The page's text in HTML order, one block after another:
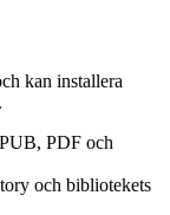
kan installera
PDF och
och bibliotekets